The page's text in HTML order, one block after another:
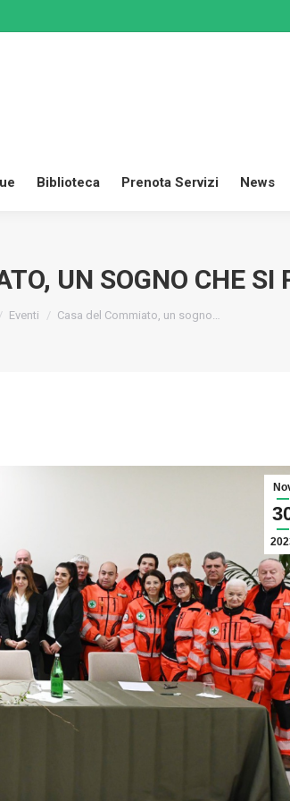
Biblioteca Prenota Servizi News
UN SOGNO CHE SI
Eventi Casa del Commiato, un sogno…